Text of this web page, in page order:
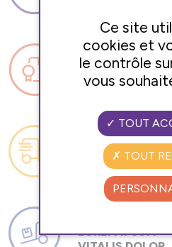
RESPECT DES
RÉACTIVITÉ
LOREM IPSUM
Ce site
cookies et
le contrôle
vous
TOUT
TOUT